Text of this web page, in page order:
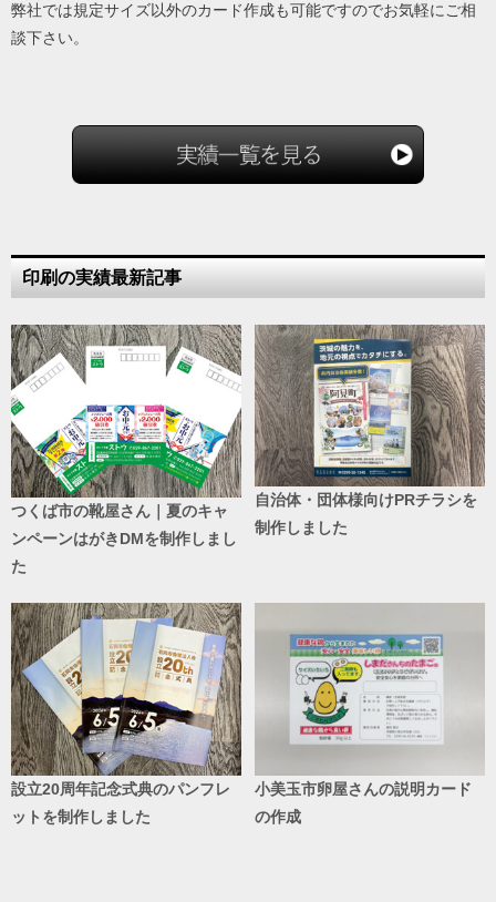
弊社では規定サイズ以外のカード作成も可能ですのでお気軽にご相
談下さい。
印刷の実績最新記事
つくば市の靴屋さん｜夏のキャ
ンペーンはがきDMを制作しまし
た
自治体・団体様向けPRチラシを
制作しました
設立20周年記念式典のパンフレ
ットを制作しました
小美玉市卵屋さんの説明カード
の作成